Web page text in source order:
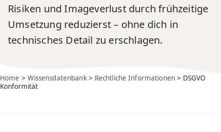
Risiken und Imageverlust durch frühzeitige
Umsetzung reduzierst – ohne dich in
technisches Detail zu erschlagen.
Home > Wissensdatenbank> Rechtliche Informationen> DSGVO
Konformität